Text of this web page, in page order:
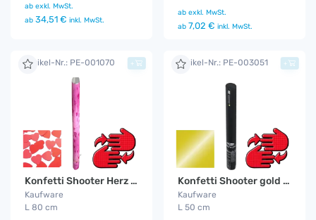
ab exkl. MwSt.
ab 34,51 € inkl. MwSt.
ab exkl. MwSt.
ab 7,02 € inkl. MwSt.
Artikel-Nr.: PE-001070
Konfetti Shooter Herz 80 cm
Kaufware
L 80 cm
+ Artikel-Nr.: PE-003051
Konfetti Shooter gold 50 cm
Kaufware
L 50 cm
+